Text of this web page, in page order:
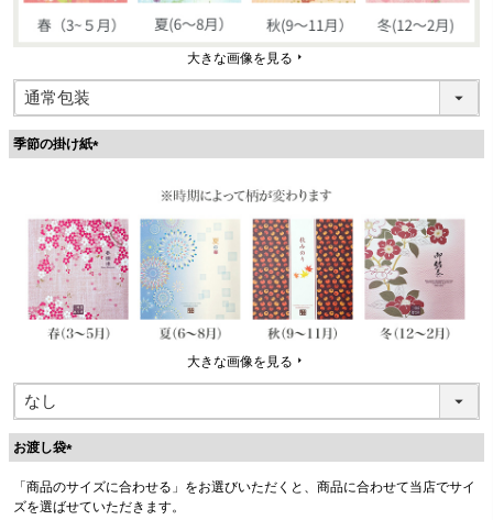
大きな画像を見る
季節の掛け紙
)
大きな画像を見る
お渡し袋
必
須
「商品のサイズに合わせる」をお選びいただくと、商品に合わせて当店でサイ
ズを選ばせていただきます。